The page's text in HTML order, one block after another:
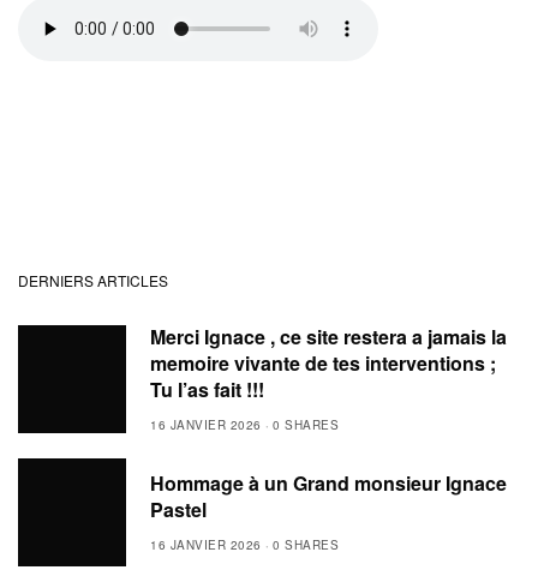
DERNIERS ARTICLES
Merci Ignace , ce site restera a jamais la
memoire vivante de tes interventions ;
Tu l’as fait !!!
16 JANVIER 2026 0 SHARES
Hommage à un Grand monsieur Ignace
Pastel
16 JANVIER 2026 0 SHARES